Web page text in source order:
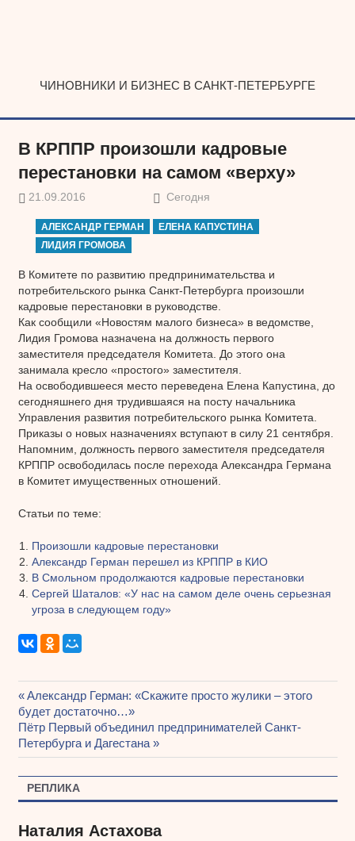
ЧИНОВНИКИ И БИЗНЕС В САНКТ-ПЕТЕРБУРГЕ
В КРППР произошли кадровые
перестановки на самом «верху»
21.09.2016 Сегодня
АЛЕКСАНДР ГЕРМАН
ЕЛЕНА КАПУСТИНА
ЛИДИЯ ГРОМОВА
В Комитете по развитию предпринимательства и
потребительского рынка Санкт-Петербурга произошли
кадровые перестановки в руководстве.
Как сообщили «Новостям малого бизнеса» в ведомстве,
Лидия Громова назначена на должность первого
заместителя председателя Комитета. До этого она
занимала кресло «простого» заместителя.
На освободившееся место переведена Елена Капустина, до
сегодняшнего дня трудившаяся на посту начальника
Управления развития потребительского рынка Комитета.
Приказы о новых назначениях вступают в силу 21 сентября.
Напомним, должность первого заместителя председателя
КРППР освободилась после перехода Александра Германа
в Комитет имущественных отношений.
Статьи по теме:
Произошли кадровые перестановки
Александр Герман перешел из КРППР в КИО
В Смольном продолжаются кадровые перестановки
Сергей Шаталов: «У нас на самом деле очень серьезная
угроза в следующем году»
Навигация
по
записям
Предыдущая
запись:
Александр Герман: «Скажите просто жулики – этого
будет достаточно…»
Следующая
запись:
Пётр Первый объединил предпринимателей Санкт-
Петербурга и Дагестана
РЕПЛИКА
Наталия Астахова